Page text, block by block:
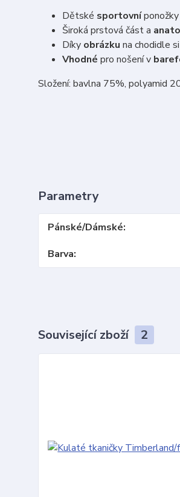
Dětské sportovníponožky
Široká prstová část a
Díky obrázku na chodidle
Vhodné pro nošení v
Složení: bavlna 75%, polyamid
Parametry
Pánské/Dámské
Barva
Související zboží 2